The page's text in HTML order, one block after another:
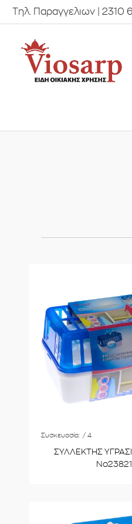
Τηλ. Παραγγελιων | 2310
Συσκευασία: / 4
ΣΥΛΛΕΚΤΗΣ
Νο23821